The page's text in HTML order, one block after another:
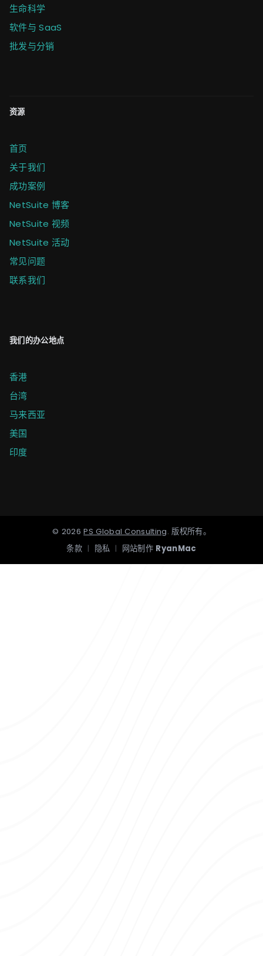
生命科学
软件与 SaaS
批发与分销
资源
首页
关于我们
成功案例
NetSuite 博客
NetSuite 视频
NetSuite 活动
常见问题
联系我们
我们的办公地点
香港
台湾
马来西亚
美国
印度
© 2026 PS Global Consulting.版权所有。
条款 | 隐私 | 网站制作 RyanMac